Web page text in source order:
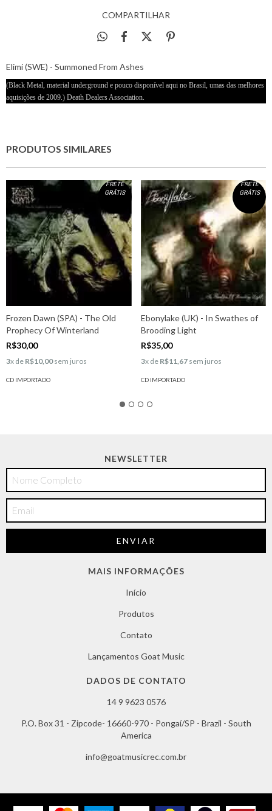
COMPARTILHAR
Elimi (SWE) - Summoned From Ashes
(Black Metal, material underground e pouco disponível aqui no Brasil, umas das melhores
aquisições de 2009.) Death Dealers Association.
PRODUTOS SIMILARES
FRETE
GRÁTIS
Frozen Dawn (SPA) - The Old
Prophecy Of Winterland
R$30,00
3x de R$10,00sem juros
CD IMPORTADO
FRETE
GRÁTIS
Ebonylake (UK) - In Swathes of
Brooding Light
R$35,00
3x de R$11,67sem juros
CD IMPORTADO
NEWSLETTER
MAIS INFORMAÇÕES
Início
Produtos
Contato
Lançamentos Goat Music
DADOS DE CONTATO
14 9 9623 0576
P.O. Box 31 - Zipcode- 16660-970 - Pongaí/SP - Brazil - South
America
info@goatmusicrec.com.br